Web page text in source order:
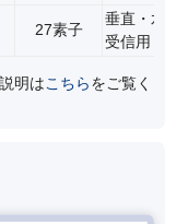
27素子
垂直・水
受信用
明はこちらをご覧く